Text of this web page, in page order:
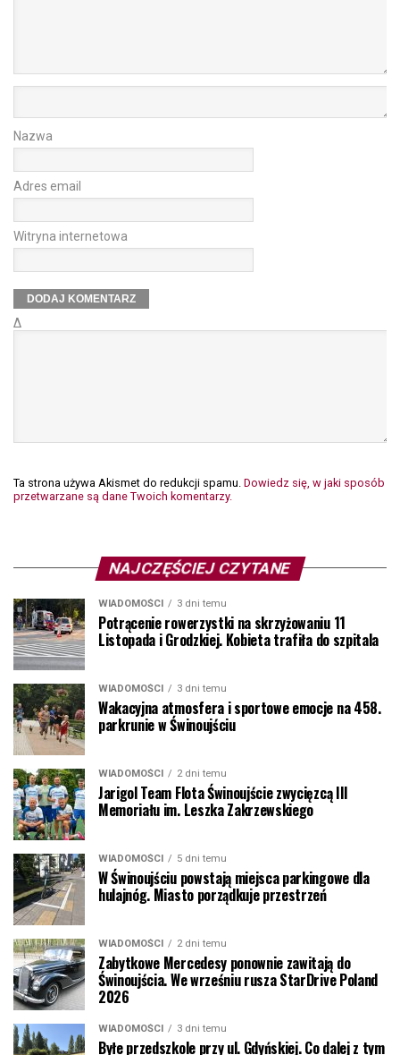
Nazwa
Adres email
Witryna internetowa
Δ
Ta strona używa Akismet do redukcji spamu. Dowiedz się, w jaki sposób
przetwarzane są dane Twoich komentarzy.
NAJCZĘŚCIEJ CZYTANE
WIADOMOŚCI 3 dni temu
Potrącenie rowerzystki na skrzyżowaniu 11
Listopada i Grodzkiej. Kobieta trafiła do szpitala
WIADOMOŚCI 3 dni temu
Wakacyjna atmosfera i sportowe emocje na 458.
parkrunie w Świnoujściu
WIADOMOŚCI 2 dni temu
Jarigol Team Flota Świnoujście zwycięzcą III
Memoriału im. Leszka Zakrzewskiego
WIADOMOŚCI 5 dni temu
W Świnoujściu powstają miejsca parkingowe dla
hulajnóg. Miasto porządkuje przestrzeń
WIADOMOŚCI 2 dni temu
Zabytkowe Mercedesy ponownie zawitają do
Świnoujścia. We wrześniu rusza StarDrive Poland
2026
WIADOMOŚCI 3 dni temu
Byłe przedszkole przy ul. Gdyńskiej. Co dalej z tym